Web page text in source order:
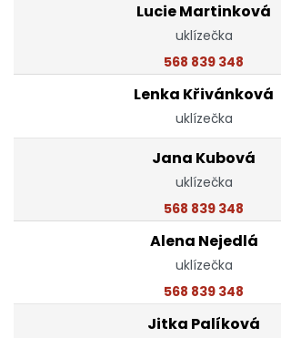
Lucie Martinková
uklízečka
568 839 348
Lenka Křivánková
uklízečka
Jana Kubová
uklízečka
568 839 348
Alena Nejedlá
uklízečka
568 839 348
Jitka Palíková